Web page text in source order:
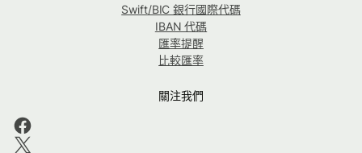
Swift/BIC 銀行國際代碼
IBAN 代碼
匯率提醒
比較匯率
關注我們